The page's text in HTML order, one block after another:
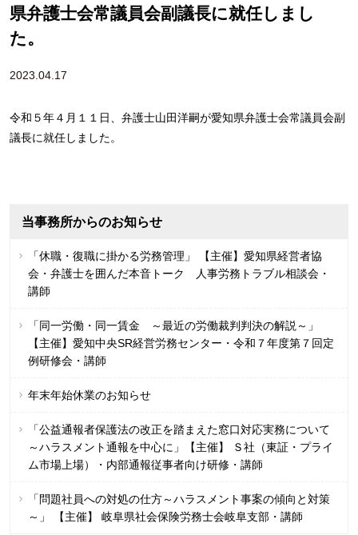
県弁護士会常議員会副議長に就任しまし
た。
2023.04.17
令和５年４月１１日、弁護士山田洋嗣が愛知県弁護士会常議員会副
議長に就任しました。
当事務所からのお知らせ
「休職・復職に掛かる労務管理」 【主催】愛知県経営者協
会・弁護士を囲んだ本音トーク 人事労務トラブル相談会・
講師
「同一労働・同一賃金 ～最近の労働裁判判決の解説～」
【主催】愛知中央SR経営労務センター・令和７年度第７回定
例研修会・講師
年末年始休業のお知らせ
「公益通報者保護法の改正を踏まえた窓口対応実務について
～ハラスメント通報を中心に」【主催】 Ｓ社（東証・プライ
ム市場上場）・内部通報従事者向け研修・講師
「問題社員への対処の仕方～ハラスメント事案の傾向と対策
～」 【主催】 岐阜県社会保険労務士会岐阜支部・講師